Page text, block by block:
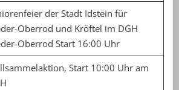
der Stadt Idstein für
Oberrod und Kröftel im DGH
Oberrod Start 16:00 Uhr
Start 10:00 Uhr am